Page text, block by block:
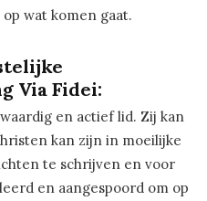
wat komen gaat.
Via Fidei:
en actief lid. Zij kan
kan zijn in moeilijke
te schrijven en voor
en aangespoord om op